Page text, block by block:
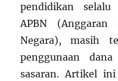
pendidikan
APBN (Anggaran
Negara), masih
penggunaan
sasaran. Artikel